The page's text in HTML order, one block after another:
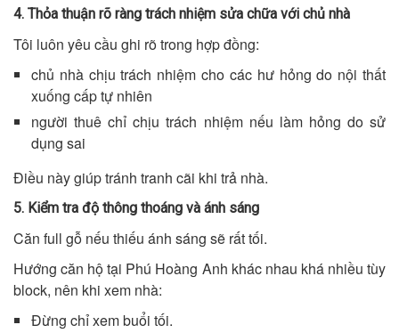
4. Thỏa thuận rõ ràng trách nhiệm sửa chữa với chủ nhà
Tôi luôn yêu cầu ghi rõ trong hợp đồng:
chủ nhà chịu trách nhiệm cho các hư hỏng do nội thất
xuống cấp tự nhiên
người thuê chỉ chịu trách nhiệm nếu làm hỏng do sử
dụng sai
Điều này giúp tránh tranh cãi khi trả nhà.
5. Kiểm tra độ thông thoáng và ánh sáng
Căn full gỗ nếu thiếu ánh sáng sẽ rất tối.
Hướng căn hộ tại Phú Hoàng Anh khác nhau khá nhiều tùy
block, nên khi xem nhà:
Đừng chỉ xem buổi tối.